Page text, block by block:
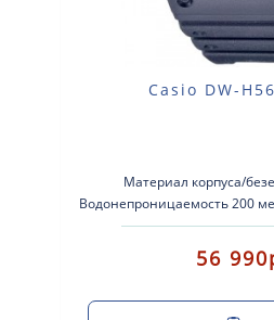
Casio DW-
Материал корпуса/
Водонепроницаемость 200
система зарядки со
(требуетс..
56